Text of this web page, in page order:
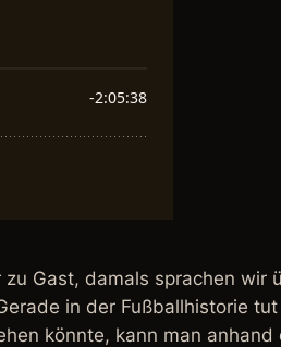
Gast, damals sprachen wir
in der Fußballhistorie
könnte, kann man anhand